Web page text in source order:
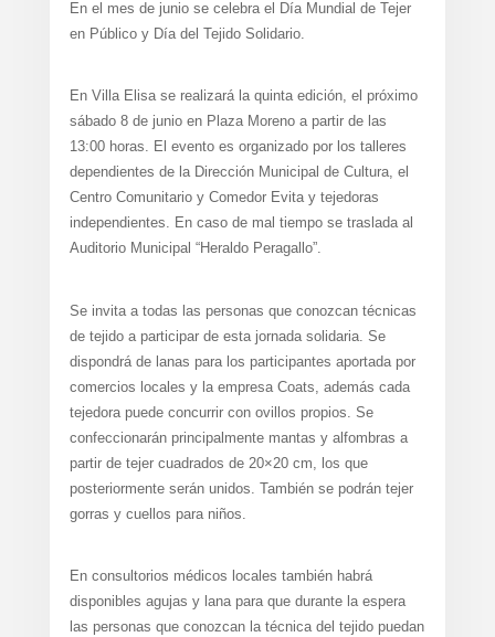
En el mes de junio se celebra el Día Mundial de Tejer
en Público y Día del Tejido Solidario.
En Villa Elisa se realizará la quinta edición, el próximo
sábado 8 de junio en Plaza Moreno a partir de las
13:00 horas. El evento es organizado por los talleres
dependientes de la Dirección Municipal de Cultura, el
Centro Comunitario y Comedor Evita y tejedoras
independientes. En caso de mal tiempo se traslada al
Auditorio Municipal “Heraldo Peragallo”.
Se invita a todas las personas que conozcan técnicas
de tejido a participar de esta jornada solidaria. Se
dispondrá de lanas para los participantes aportada por
comercios locales y la empresa Coats, además cada
tejedora puede concurrir con ovillos propios. Se
confeccionarán principalmente mantas y alfombras a
partir de tejer cuadrados de 20×20 cm, los que
posteriormente serán unidos. También se podrán tejer
gorras y cuellos para niños.
En consultorios médicos locales también habrá
disponibles agujas y lana para que durante la espera
las personas que conozcan la técnica del tejido puedan